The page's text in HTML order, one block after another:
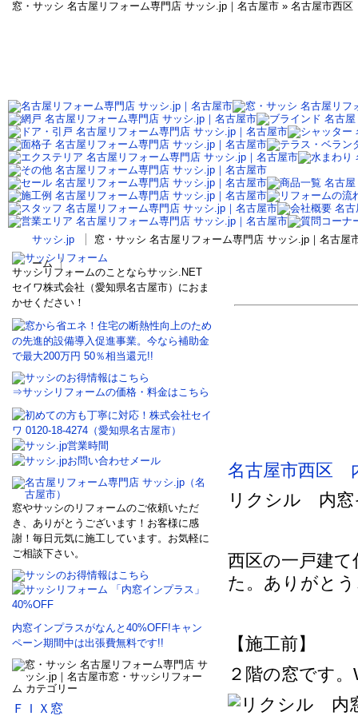
窓・サッシ 名古屋リフォーム専門店 サッシ.jp｜名古屋市 » 名古屋市
サッシ.jp
窓・サッシ 名古屋リフォーム専門店 サッシ.jp｜名
ーム
名古屋市西区
リクシル 内
西区の一戸建
た。ありがと
【施工前】
２階の窓です
サッシリフォームのことならサッシ.NET
セイワ株式会社（愛知県名古屋市）におま
かせください！
⇒サッシリフォームの価格・料金はこちら
窓やサッシのリフォームのご依頼いただ
き、ありがとうございます！お客様に感
謝！毎日元気に施工しています。お気軽に
ご相談下さい。
内窓インプラスがなんと40%OFF!キャン
ペーン期間中は出張費無料です!!
ＦＩＸ窓